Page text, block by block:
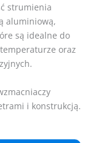
strumienia
aluminiową,
są idealne do
oraz
i konstrukcją.